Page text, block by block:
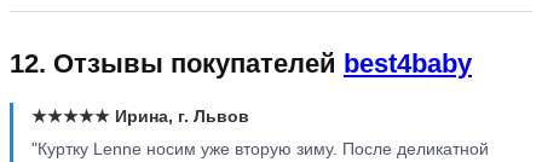
12. Отзывы покупателей best4baby
★★★★★ Ирина, г. Львов
"Куртку Lenne носим уже вторую зиму. После деликатной